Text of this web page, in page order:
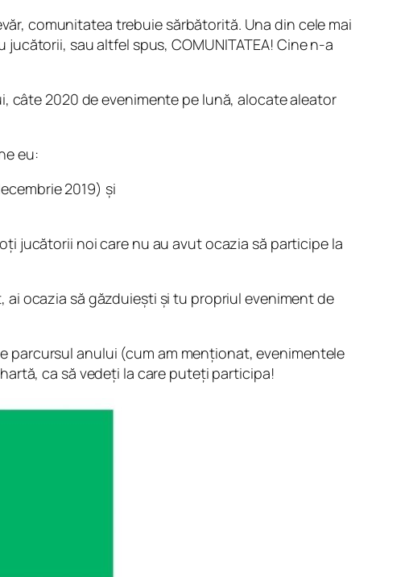
comunitatea trebuie sărbătorită. Una din cele mai
sau altfel spus, COMUNITATEA! Cine n-a
câte 2020 de evenimente pe lună, alocate aleator
eu:
2019) și
jucătorii noi care nu au avut ocazia să participe la
ai ocazia să găzduiești și tu propriul eveniment de
parcursul anului (cum am menționat, evenimentele
ca să vedeți la care puteți participa!